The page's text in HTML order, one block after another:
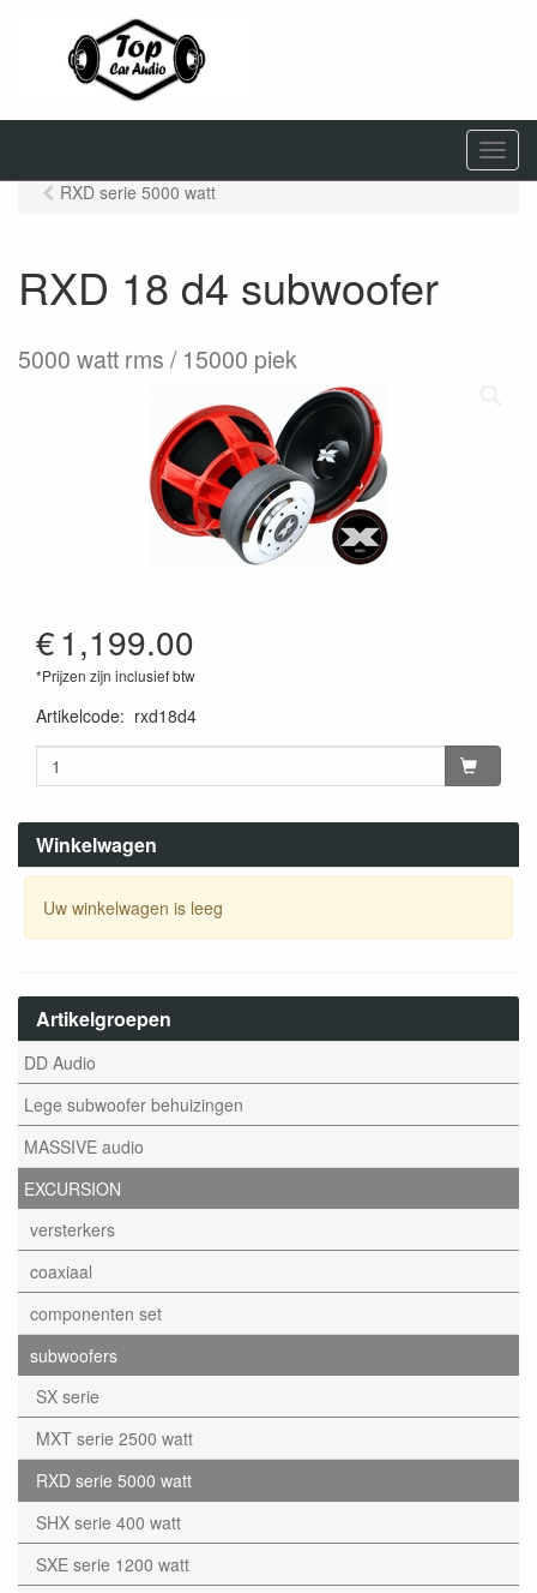
M
e
Winkelwagen
Uw winkelwagen is leeg
Artikelgroepen
DD Audio
Lege subwoofer behuizingen
MASSIVE audio
EXCURSION
versterkers
coaxiaal
componenten set
subwoofers
SX serie
MXT serie 2500 watt
RXD serie 5000 watt
SHX serie 400 watt
SXE serie 1200 watt
RXD serie 5000 watt
RXD 18 d4 subwoofer
5000 watt rms / 15000 piek
€1,199.00
*Prijzen zijn inclusief btw
Artikelcode: rxd18d4